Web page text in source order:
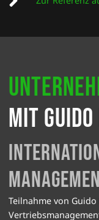
mit
Teilnahme von